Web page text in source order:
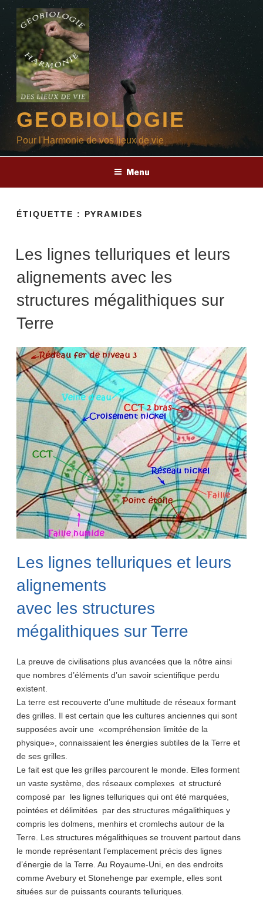
Aller
contenu
principal
GEOBIOLOGIE
Pour l'Harmonie de vos lieux de vie
Menu
ÉTIQUETTE : PYRAMIDES
Les lignes telluriques et leurs
alignements avec les
structures mégalithiques sur
Terre
Les lignes telluriques et leurs
alignements
avec les structures
mégalithiques sur Terre
La preuve de civilisations plus avancées que la nôtre ainsi
que nombres d’éléments d’un savoir scientifique perdu
existent.
La terre est recouverte d’une multitude de réseaux formant
des grilles. Il est certain que les cultures anciennes qui sont
supposées avoir une «compréhension limitée de la
physique», connaissaient les énergies subtiles de la Terre et
de ses grilles.
Le fait est que les grilles parcourent le monde. Elles forment
un vaste système, des réseaux complexes et structuré
composé par les lignes telluriques qui ont été marquées,
pointées et délimitées par des structures mégalithiques y
compris les dolmens, menhirs et cromlechs autour de la
Terre. Les structures mégalithiques se trouvent partout dans
le monde représentant l’emplacement précis des lignes
d’énergie de la Terre. Au Royaume-Uni, en des endroits
comme Avebury et Stonehenge par exemple, elles sont
situées sur de puissants courants telluriques.